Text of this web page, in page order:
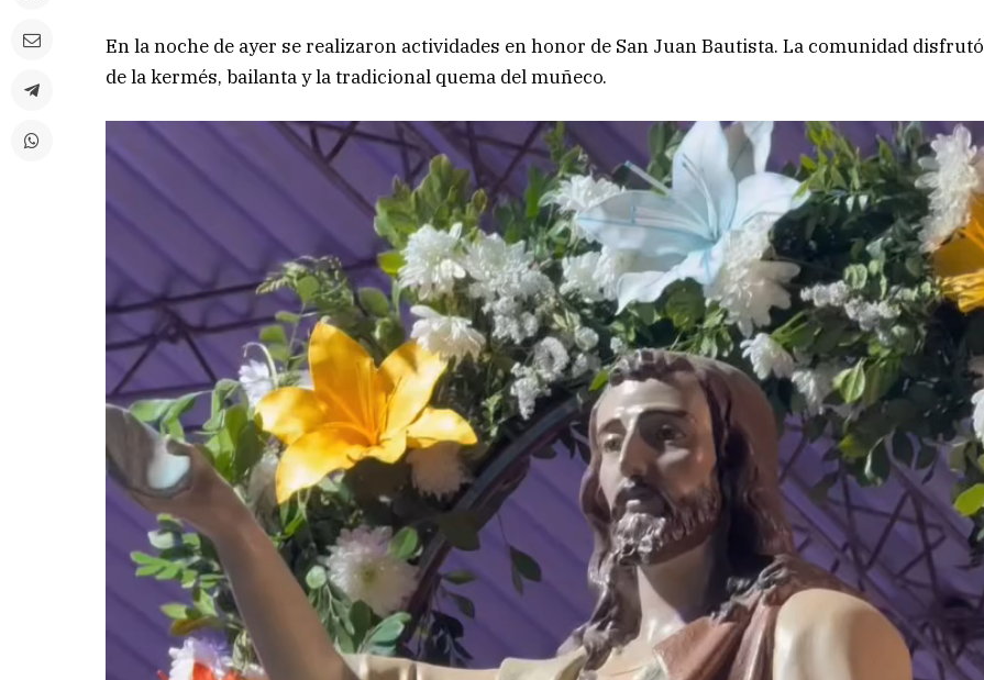
En la noche de ayer se realizaron actividades en honor de San Juan Bautista. La comunidad disfrutó
de la kermés, bailanta y la tradicional quema del muñeco.